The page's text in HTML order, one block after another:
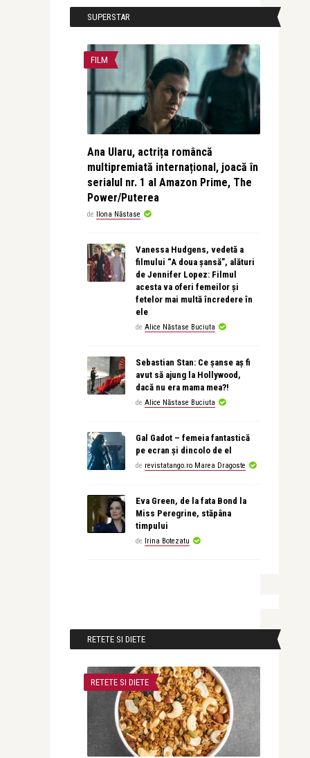
SUPERSTAR
FILM
Ana Ularu, actrița româncă
multipremiată internațional, joacă în
serialul nr. 1 al Amazon Prime, The
Power/Puterea
de Ilona Năstase
Vanessa Hudgens, vedetă a
filmului “A doua șansă”, alături
de Jennifer Lopez: Filmul
acesta va oferi femeilor și
fetelor mai multă încredere în
ele
de Alice Năstase Buciuta
Sebastian Stan: Ce șanse aș fi
avut să ajung la Hollywood,
dacă nu era mama mea?!
de Alice Năstase Buciuta
Gal Gadot – femeia fantastică
pe ecran și dincolo de el
de revistatango.ro Marea Dragoste
Eva Green, de la fata Bond la
Miss Peregrine, stăpâna
timpului
de Irina Botezatu
RETETE SI DIETE
RETETE SI DIETE